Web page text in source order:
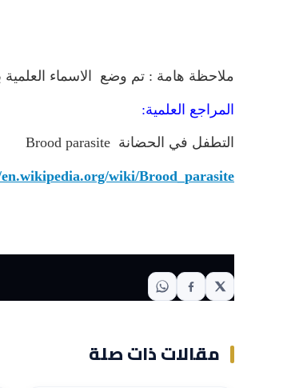
ملاحظة هامة : تم وضع الاسماء العلمية
المراجع العلمية:
التطفل في الحضانة Brood parasite
wiki/Brood_parasite
مقالات ذات صلة